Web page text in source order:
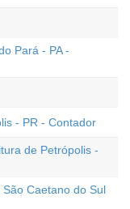
Pará - PA -
- PR - Contador
de Petrópolis -
Caetano do Sul